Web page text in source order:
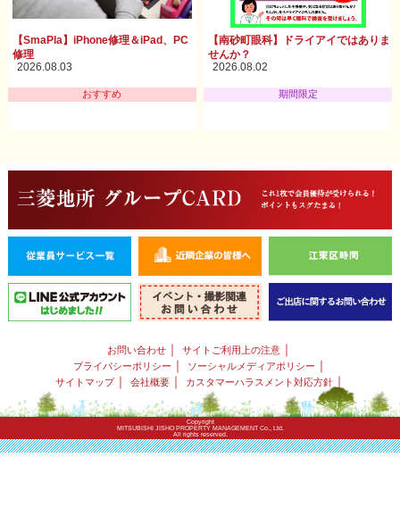
【SmaPla】iPhone修理＆iPad、PC
修理
2026.08.03
おすすめ
【南砂町眼科】ドライアイではありま
せんか？
2026.08.02
期間限定
お問い合わせ ｜ サイトご利用上の注意 ｜
プライバシーポリシー ｜ ソーシャルメディアポリシー ｜
サイトマップ｜ 会社概要｜ カスタマーハラスメント対応方針｜
Copyright
MITSUBISHI JISHO PROPERTY MANAGEMENT Co., Ltd.
All rights reserved.